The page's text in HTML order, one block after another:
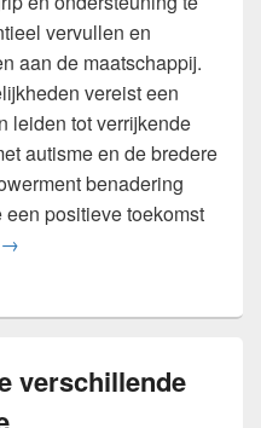
vervullen en
aan de maatschappij.
vereist een
leiden tot verrijkende
autisme en de bredere
benadering
positieve toekomst
De uitdagingen en
→
verschillende